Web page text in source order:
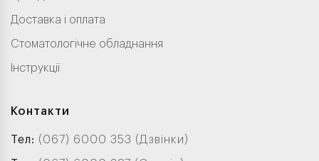
Доставка і оплата
Стоматологічне обладнання
Інструкції
Контакти
Тел: (067) 6000 353 (Дзвінки)